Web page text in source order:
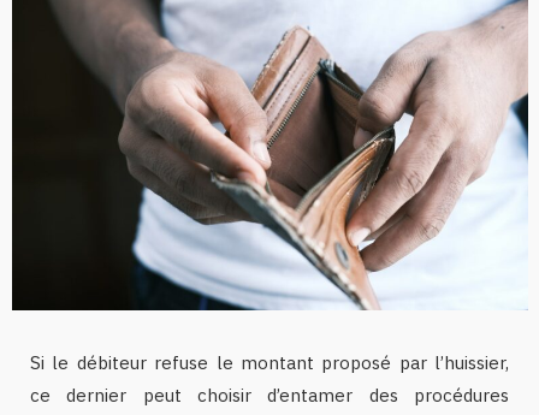
Si le débiteur refuse le montant proposé par l’huissier,
ce dernier peut choisir d’entamer des procédures